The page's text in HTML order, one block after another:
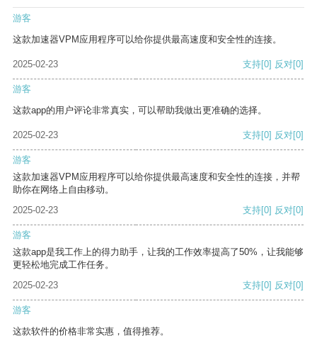
游客
这款加速器VPM应用程序可以给你提供最高速度和安全性的连接。
2025-02-23 支持[0] 反对[0]
游客
这款app的用户评论非常真实，可以帮助我做出更准确的选择。
2025-02-23 支持[0] 反对[0]
游客
这款加速器VPM应用程序可以给你提供最高速度和安全性的连接，并帮
助你在网络上自由移动。
2025-02-23
支持[0] 反对[0]
游客
这款app是我工作上的得力助手，让我的工作效率提高了50%，让我能够
更轻松地完成工作任务。
2025-02-23
支持[0] 反对[0]
游客
这款软件的价格非常实惠，值得推荐。